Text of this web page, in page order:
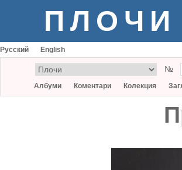
Русский English
№
Албуми Коментари Колекция